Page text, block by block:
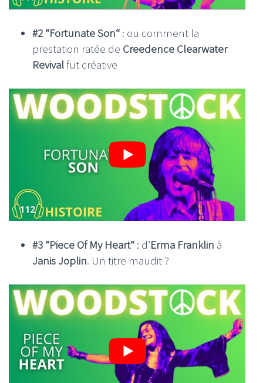
#2 “Fortunate Son“ : ou comment la
prestation ratée de Creedence Clearwater
Revivalfut créative
#3 “Piece Of My Heart“ : d’Erma Franklin à
Janis Joplin. Un titre maudit ?